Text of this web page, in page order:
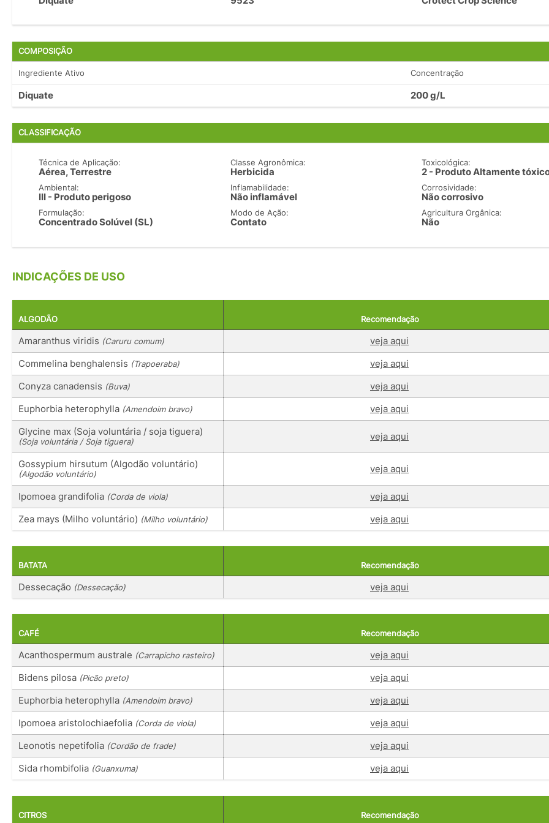
COMPOSIÇÃO
Ingrediente Ativo Concentração
Diquate 200 g/L
CLASSIFICAÇÃO
Técnica de Aplicação:
Aérea, Terrestre
Classe Agronômica:
Herbicida
Toxicológica:
2 - Produto Altamente
Ambiental:
III - Produto perigoso
Inflamabilidade:
Não inflamável
Corrosividade:
Não corrosivo
Formulação:
Concentrado Solúvel (SL)
Modo de Ação:
Contato
Agricultura Orgânica:
Não
INDICAÇÕES DE USO
ALGODÃO Recomendação
Amaranthus viridis (Caruru comum)
veja aqui
Commelina benghalensis (Trapoeraba)
veja aqui
Conyza canadensis (Buva)
veja aqui
Euphorbia heterophylla (Amendoim bravo)
veja aqui
Glycine max (Soja voluntária / soja tiguera)
(Soja voluntária / Soja tiguera) veja aqui
Gossypium hirsutum (Algodão voluntário)
(Algodão voluntário) veja aqui
Ipomoea grandifolia (Corda de viola)
veja aqui
Zea mays (Milho voluntário) (Milho voluntário) veja aqui
BATATA Recomendação
Dessecação (Dessecação) veja aqui
CAFÉ Recomendação
Acanthospermum australe (Carrapicho rasteiro)
veja aqui
Bidens pilosa (Picão preto)
veja aqui
Euphorbia heterophylla (Amendoim bravo)
veja aqui
Ipomoea aristolochiaefolia (Corda de viola)
veja aqui
Leonotis nepetifolia (Cordão de frade)
veja aqui
Sida rhombifolia (Guanxuma) veja aqui
CITROS Recomendação